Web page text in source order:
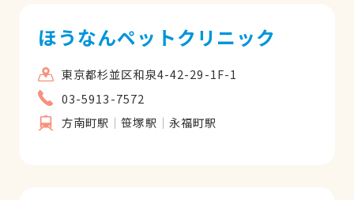
ほうなんペットクリニック
東京都杉並区和泉4-42-29-1F-1
03-5913-7572
方南町駅
笹塚駅 永福町駅